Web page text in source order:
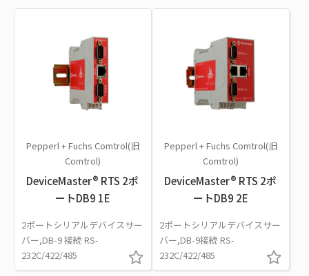
Pepperl + Fuchs Comtrol(旧
Comtrol)
DeviceMaster® RTS 2ポ
ートDB9 1E
2ポートシリアルデバイスサー
バー,DB-9 接続 RS-
232C/422/485
Pepperl + Fuchs Comtrol(旧
Comtrol)
DeviceMaster® RTS 2ポ
ートDB9 2E
2ポートシリアルデバイスサー
バー,DB-9接続 RS-
232C/422/485